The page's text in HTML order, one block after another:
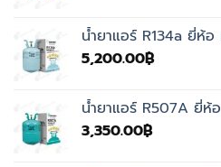
น้ำยาแอร์ R134a ยี่ห้
5,200.00฿
น้ำยาแอร์ R507A ยี่ห้
3,350.00฿